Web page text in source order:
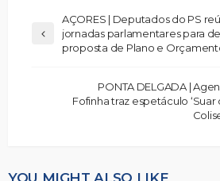
AÇORES | Deputados do PS
jornadas parlamentares para
proposta de Plano e
PONTA DELGADA |
Fofinha traz espetáculo ‘Suar
YOU MIGHT ALSO LIKE